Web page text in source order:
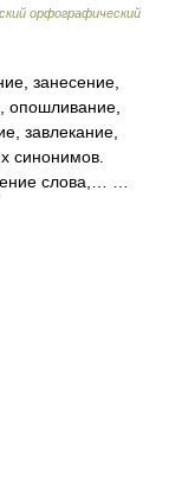
орфографический
занесение,
опошливание,
завлекание,
синонимов.
слова,… …